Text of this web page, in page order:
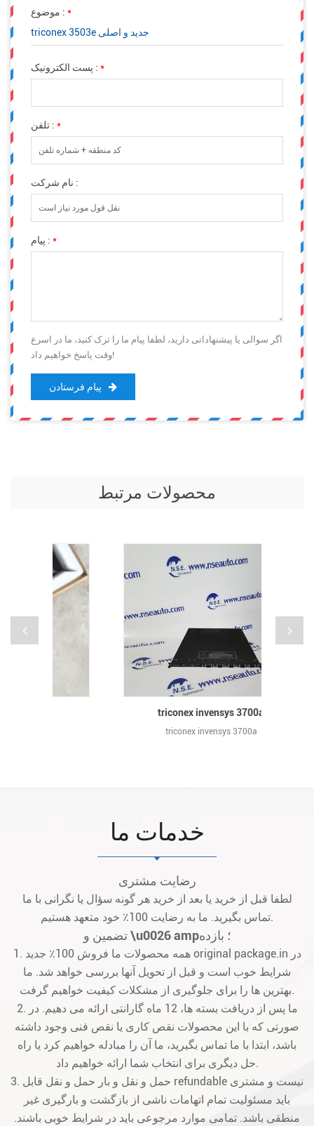
موضوع : *
triconex 3503e جدید و اصلی
پست الکترونیک : *
تلفن : *
نام شرکت :
پیام : *
اگر سوالی یا پیشنهاداتی دارید، لطفا پیام ما را ترک کنید، ما در اسرع
وقت پاسخ خواهیم داد!
پیام فرستادن
محصولات مرتبط
triconex invensys 3700a
triconex invensys 3700a
خدمات ما
رضایت مشتری
لطفا قبل از خرید یا بعد از خرید هر گونه سؤال یا نگرانی با ما
تماس بگیرید. ما به رضایت 100٪ خود متعهد هستیم.
تضمین و \u0026 amp؛ بازده
1. همه محصولات ما فروش 100٪ جدید original package.in در
شرایط خوب است و قبل از تحویل آنها بررسی خواهد شد. ما
بهترین ها را برای جلوگیری از مشکلات کیفیت خواهیم گرفت.
2. ما پس از دریافت بسته ها، 12 ماه گارانتی ارائه می دهیم. در
صورتی که با این محصولات نقص کاری یا نقص فنی وجود داشته
باشد، ابتدا با ما تماس بگیرید، ما آن را مبادله خواهیم کرد یا راه
حل دیگری برای انتخاب شما ارائه خواهیم داد.
3. حمل و نقل و بار حمل و نقل قابل refundable نیست و مشتری
باید مسئولیت تمام اتهامات ناشی از بازگشت و بارگیری غیر
منطقی باشد. تمامی موارد مرجوعی باید در شرایط خوبی باشند.